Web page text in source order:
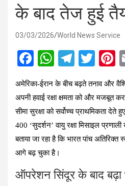
के बाद तेज हुई
03/03/2026 World News Service
F
a
ce
b
o
o
k
W
h
at
s
A
p
p
T
el
e
gr
a
m
T
wi
tt
er
nt
t
अमेरिका-ईरान के बीच बढ़ते तनाव और
अपनी हवाई रक्षा क्षमता को और मजबूत
सीमा सुरक्षा को सर्वोच्च प्राथमिकता
400 ‘सुदर्शन’ वायु रक्षा मिसाइल
बताया जा रहा है कि भारत पांच
आगे बढ़ चुका है।
ऑपरेशन सिंदूर के बाद बढ़ा